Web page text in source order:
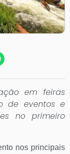
em feiras
de eventos e
no primeiro
nos principais